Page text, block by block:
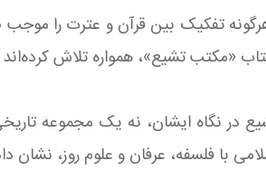
تفکیک بین قرآن و عترت را
«مکتب تشیع»، همواره تلاش
در نگاه ایشان، نه یک مجموعه
با فلسفه، عرفان و علوم روز،